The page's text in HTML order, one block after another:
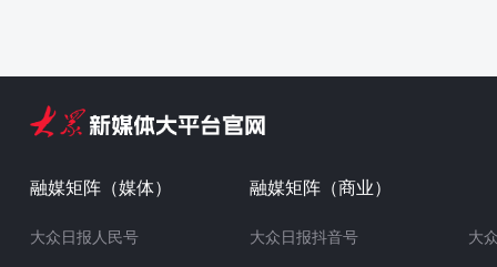
融媒矩阵（媒体）
大众日报人民号
融媒矩阵（商业）
大众日报抖音号
大